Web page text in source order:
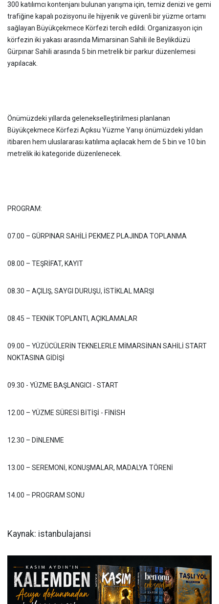
300 katılımcı kontenjanı bulunan yarışma için, temiz denizi ve gemi
trafiğine kapalı pozisyonu ile hijyenik ve güvenli bir yüzme ortamı
sağlayan Büyükçekmece Körfezi tercih edildi. Organizasyon için
körfezin iki yakası arasında Mimarsinan Sahili ile Beylikdüzü
Gürpınar Sahili arasında 5 bin metrelik bir parkur düzenlemesi
yapılacak.
Önümüzdeki yıllarda gelenekselleştirilmesi planlanan
Büyükçekmece Körfezi Açıksu Yüzme Yarışı önümüzdeki yıldan
itibaren hem uluslararası katılıma açılacak hem de 5 bin ve 10 bin
metrelik iki kategoride düzenlenecek.
PROGRAM:
07.00 – GÜRPINAR SAHİLİ PEKMEZ PLAJINDA TOPLANMA
08.00 – TEŞRİFAT, KAYIT
08.30 – AÇILIŞ, SAYGI DURUŞU, İSTİKLAL MARŞI
08.45 – TEKNİK TOPLANTI, AÇIKLAMALAR
09.00 – YÜZÜCÜLERİN TEKNELERLE MİMARSİNAN SAHİLİ START
NOKTASINA GİDİŞİ
09.30 - YÜZME BAŞLANGICI - START
12.00 – YÜZME SÜRESİ BİTİŞİ - FİNİSH
12.30 – DİNLENME
13.00 – SEREMONİ, KONUŞMALAR, MADALYA TÖRENİ
14.00 – PROGRAM SONU
Kaynak: istanbulajansi